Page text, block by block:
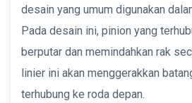
desain yang umum digunakan
Pada desain ini, pinion yang
berputar dan memindahkan rak
linier ini akan menggerakkan
terhubung ke roda depan.